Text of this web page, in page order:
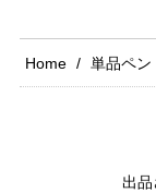
Home 単品ペン
出品